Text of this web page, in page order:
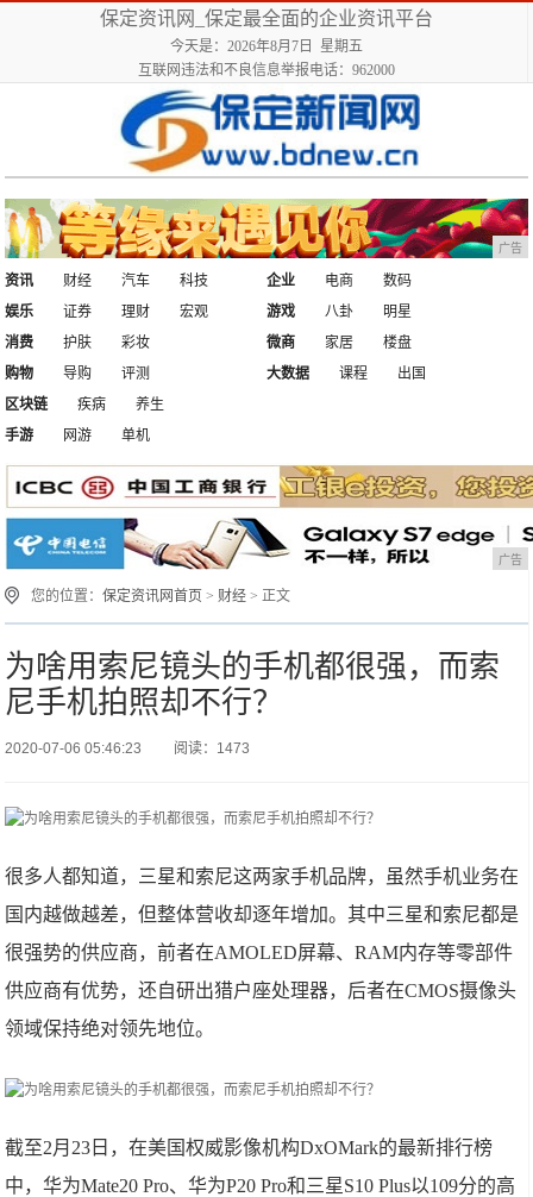
保定资讯网_保定最全面的企业资讯平台
今天是：2026年8月7日 星期五
互联网违法和不良信息举报电话：962000
广告
资讯 财经 汽车
科技
娱乐
证券 理财 宏观
企业 电商
数码
游戏
八卦
明星
消费
护肤
彩妆
购物
导购 评测
微商 家居
楼盘
大数据
课程
出国
区块链
疾病
养生
手游
网游 单机
广告
您的位置：保定资讯网首页 > 财经 > 正文
为啥用索尼镜头的手机都很强，而索
尼手机拍照却不行？
2020-07-06 05:46:23 阅读：1473
很多人都知道，三星和索尼这两家手机品牌，虽然手机业务在
国内越做越差，但整体营收却逐年增加。其中三星和索尼都是
很强势的供应商，前者在AMOLED屏幕、RAM内存等零部件
供应商有优势，还自研出猎户座处理器，后者在CMOS摄像头
领域保持绝对领先地位。
截至2月23日，在美国权威影像机构DxOMark的最新排行榜
中，华为Mate20 Pro、华为P20 Pro和三星S10 Plus以109分的高